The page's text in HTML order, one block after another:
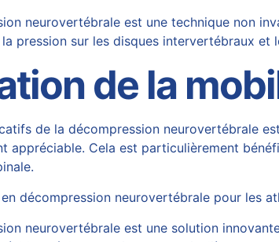
neurovertébrale est une technique non
pression sur les disques intervertébraux
de la
de la décompression neurovertébrale
appréciable. Cela est particulièrement
décompression neurovertébrale pour les
neurovertébrale est une solution